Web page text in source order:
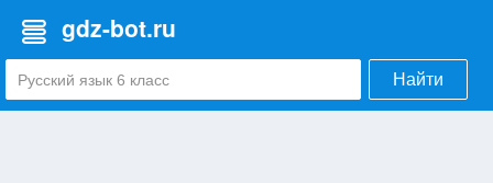
gdz-bot.ru
Найти